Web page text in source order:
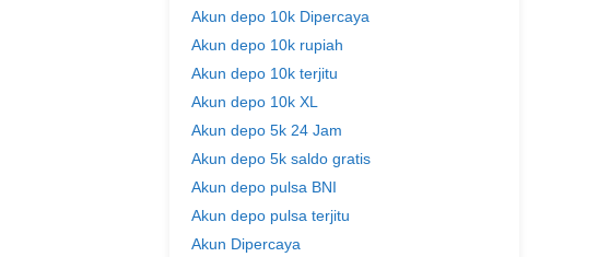
Akun depo 10k Dipercaya
Akun depo 10k rupiah
Akun depo 10k terjitu
Akun depo 10k XL
Akun depo 5k 24 Jam
Akun depo 5k saldo gratis
Akun depo pulsa BNI
Akun depo pulsa terjitu
Akun Dipercaya